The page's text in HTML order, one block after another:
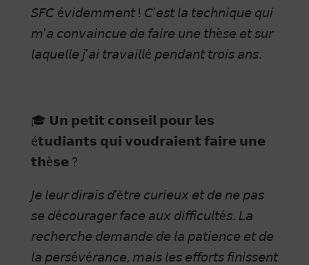
𝘚𝘍𝘊 é𝘷𝘪𝘥𝘦𝘮𝘮𝘦𝘯𝘵 ! 𝘊’𝘦𝘴𝘵 𝘭𝘢 𝘵𝘦𝘤𝘩𝘯𝘪𝘲𝘶𝘦 𝘲𝘶𝘪
𝘮’𝘢 𝘤𝘰𝘯𝘷𝘢𝘪𝘯𝘤𝘶𝘦 𝘥𝘦 𝘧𝘢𝘪𝘳𝘦 𝘶𝘯𝘦 𝘵𝘩è𝘴𝘦 𝘦𝘵 𝘴𝘶𝘳
𝘭𝘢𝘲𝘶𝘦𝘭𝘭𝘦 𝘫’𝘢𝘪 𝘵𝘳𝘢𝘷𝘢𝘪𝘭𝘭é 𝘱𝘦𝘯𝘥𝘢𝘯𝘵 𝘵𝘳𝘰𝘪𝘴 𝘢𝘯𝘴.
🎓 𝗨𝗻 𝗽𝗲𝘁𝗶𝘁 𝗰𝗼𝗻𝘀𝗲𝗶𝗹 𝗽𝗼𝘂𝗿 𝗹𝗲𝘀
é𝘁𝘂𝗱𝗶𝗮𝗻𝘁𝘀 𝗾𝘂𝗶 𝘃𝗼𝘂𝗱𝗿𝗮𝗶𝗲𝗻𝘁 𝗳𝗮𝗶𝗿𝗲 𝘂𝗻𝗲
𝘁𝗵è𝘀𝗲 ?
𝘑𝘦 𝘭𝘦𝘶𝘳 𝘥𝘪𝘳𝘢𝘪𝘴 𝘥’ê𝘵𝘳𝘦 𝘤𝘶𝘳𝘪𝘦𝘶𝘹 𝘦𝘵 𝘥𝘦 𝘯𝘦 𝘱𝘢𝘴
𝘴𝘦 𝘥é𝘤𝘰𝘶𝘳𝘢𝘨𝘦𝘳 𝘧𝘢𝘤𝘦 𝘢𝘶𝘹 𝘥𝘪𝘧𝘧𝘪𝘤𝘶𝘭𝘵é𝘴. 𝘓𝘢
𝘳𝘦𝘤𝘩𝘦𝘳𝘤𝘩𝘦 𝘥𝘦𝘮𝘢𝘯𝘥𝘦 𝘥𝘦 𝘭𝘢 𝘱𝘢𝘵𝘪𝘦𝘯𝘤𝘦 𝘦𝘵 𝘥𝘦
𝘭𝘢 𝘱𝘦𝘳𝘴é𝘷é𝘳𝘢𝘯𝘤𝘦, 𝘮𝘢𝘪𝘴 𝘭𝘦𝘴 𝘦𝘧𝘧𝘰𝘳𝘵𝘴 𝘧𝘪𝘯𝘪𝘴𝘴𝘦𝘯𝘵